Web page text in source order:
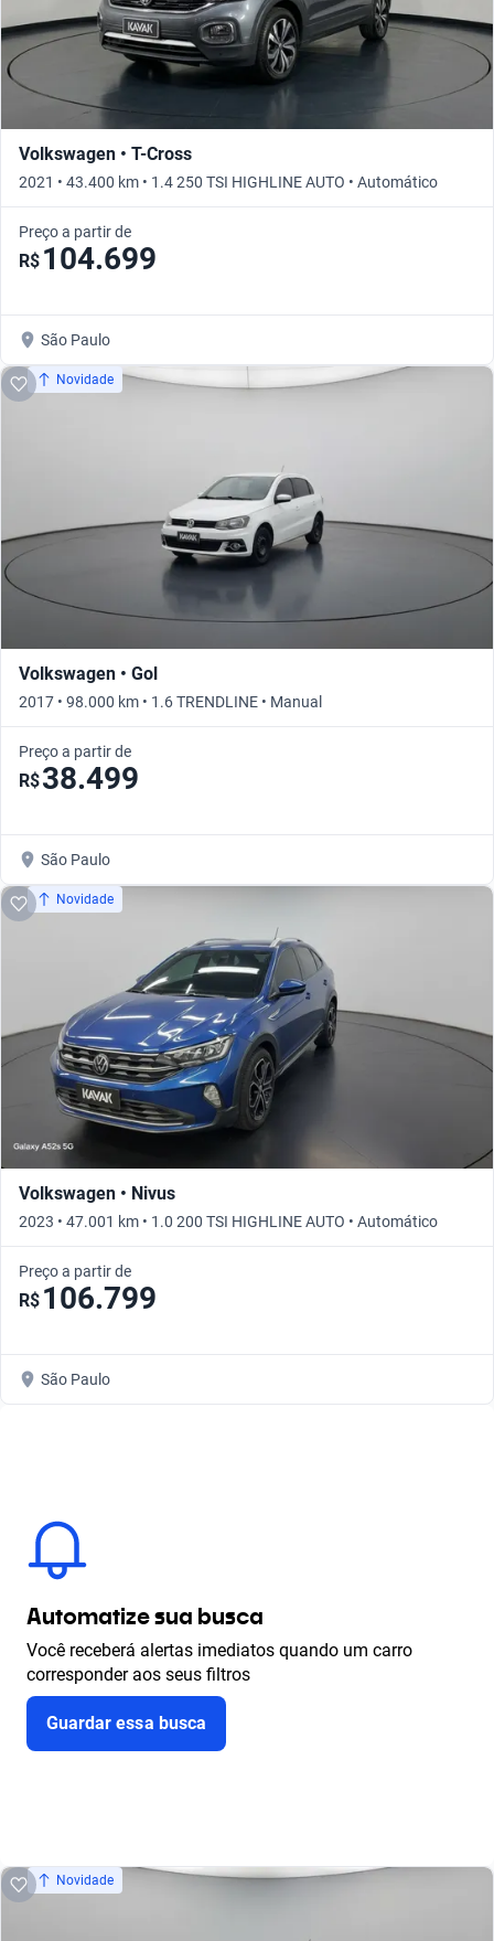
Volkswagen • T-Cross
2021 • 43.400 km • 1.4 250 TSI HIGHLINE AUTO • Automático
Preço a partir de
R$ 104.699
São Paulo
Novidade
Volkswagen • Gol
2017 • 98.000 km • 1.6 TRENDLINE • Manual
Preço a partir de
R$38.499
São Paulo
Novidade
Volkswagen • Nivus
2023 • 47.001 km • 1.0 200 TSI HIGHLINE AUTO • Automático
Preço a partir de
R$ 106.799
São Paulo
Automatize sua busca
Você receberá alertas imediatos quando um carro
corresponder aos seus filtros
Guardar essa busca
Novidade